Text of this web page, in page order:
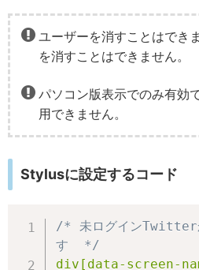
ユーザーを消すことはでき
を消すことはできません。
パソコン版表示でのみ有効
用できません。
Stylusに設定するコード
/* 未ログインTwitter
す  */
div[data-screen-